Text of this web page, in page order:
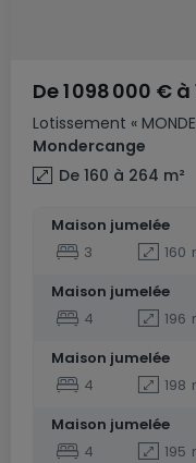
Lotissement «
Mondercange
De1 098 000 € à
De 160 à 264 m²
Maison jumelée
3
160
Maison jumelée
4
196
Maison jumelée
4
198
Maison jumelée
4
195